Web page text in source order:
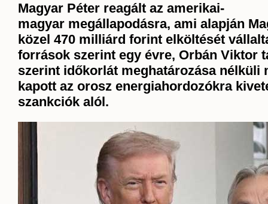
Magyar Péter reagált az amerikai-
magyar megállapodásra, ami alapján
közel 470 milliárd forint elköltését
források szerint egy évre, Orbán Viktor
szerint időkorlát meghatározása nélküli
kapott az orosz energiahordozókra
szankciók alól.